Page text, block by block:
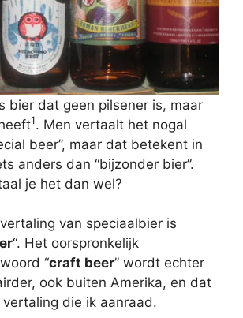
bier dat geen pilsener is, maar
1. Men vertaalt het nogal
beer”, maar dat betekent in
anders dan “bijzonder bier”.
je het dan wel?
van speciaalbier is
“. Het oorspronkelijk
“craft beer” wordt echter
ook buiten Amerika, en dat
die ik aanraad.